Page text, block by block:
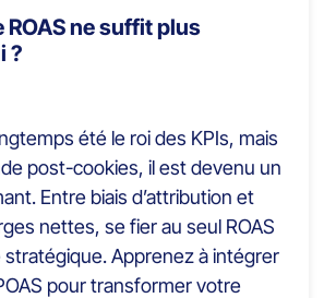
ROAS ne suffit plus
?
été le roi des KPIs, mais
post-cookies, il est devenu un
Entre biais d’attribution et
nettes, se fier au seul ROAS
Apprenez à intégrer
pour transformer votre